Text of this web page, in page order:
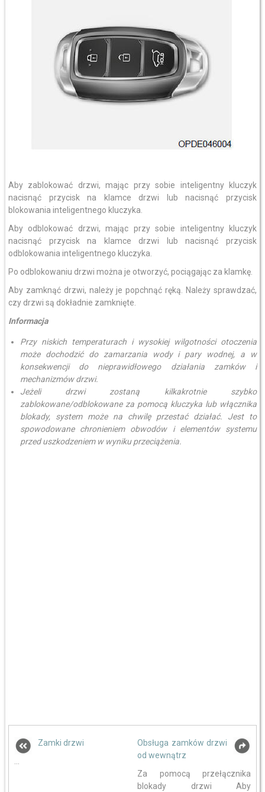
Aby zablokować drzwi, mając przy sobie inteligentny kluczyk
nacisnąć przycisk na klamce drzwi lub nacisnąć przycisk
blokowania inteligentnego kluczyka.
Aby odblokować drzwi, mając przy sobie inteligentny kluczyk
nacisnąć przycisk na klamce drzwi lub nacisnąć przycisk
odblokowania inteligentnego kluczyka.
Po odblokowaniu drzwi można je otworzyć, pociągając za klamkę.
Aby zamknąć drzwi, należy je popchnąć ręką. Należy sprawdzać,
czy drzwi są dokładnie zamknięte.
Informacja
Przy niskich temperaturach i wysokiej wilgotności otoczenia
może dochodzić do zamarzania wody i pary wodnej, a w
konsekwencji do nieprawidłowego działania zamków i
mechanizmów drzwi.
Jeżeli drzwi zostaną kilkakrotnie szybko
zablokowane/odblokowane za pomocą kluczyka lub włącznika
blokady, system może na chwilę przestać działać. Jest to
spowodowane chronieniem obwodów i elementów systemu
przed uszkodzeniem w wyniku przeciążenia.
Zamki drzwi
Obsługa zamków drzwi
od wewnątrz
Za pomocą przełącznika
blokady drzwi Aby